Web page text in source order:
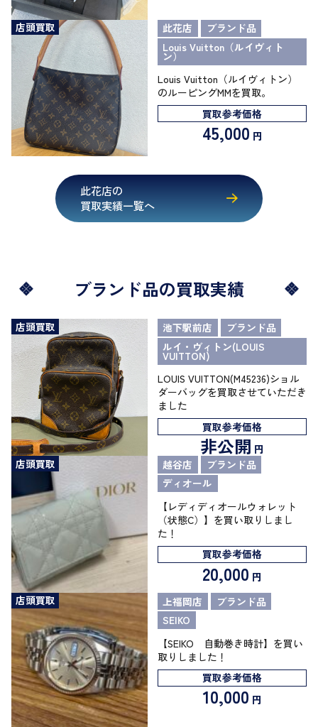
店頭買取 此花店
ブランド品
Louis Vuitton（ルイヴィト
ン）
Louis Vuitton（ルイヴィトン）
のルーピングMMを買取。
買取参考価格
45,000 円
此花店の
買取実績一覧へ
ブランド品の買取実績
店頭買取 池下駅前店
ブランド品
ルイ・ヴィトン(LOUIS
VUITTON)
LOUIS VUITTON(M45236)ショル
ダーバッグを買取させていただき
ました
買取参考価格
非公開 円
店頭買取
越谷店
ブランド品
ディオール
【レディディオールウォレット
（状態C）】を買い取りしまし
た！
買取参考価格
20,000 円
店頭買取
上福岡店
ブランド品
SEIKO
【SEIKO 自動巻き時計】を買い
取りしました！
買取参考価格
10,000 円